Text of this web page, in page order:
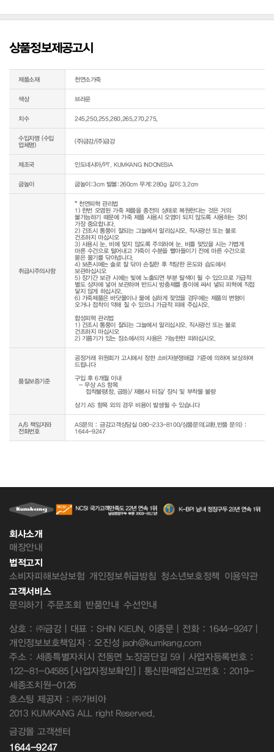
상품정보제공고시
제품소재 천연소가죽
색상 브라운
치수 245,250,255,260,265,270,275,
수입자명 (수입
업체명)
(주)금강/(주)금강
제조국 인도네시아/PT. KUMKANG INDONESIA
굽높이 굽높이:3cm 발볼:260cm 무게:280g 길이:3.2cm
취급시주의사항
* 천연피혁 관리법
1) 한번 오염된 가죽 제품을 종전의 상태로 복원한다는 것은 거의
불가능하기 때문에 가죽 제품 사용시 오염이 되지 않도록 사용하는 것이
가장 중요합니다.
2) 건조시 통풍이 잘되는 그늘에서 말리십시오. 직사광선 또는 불로
건조하지 마십시오
3) 사용시 눈, 비에 맞지 않도록 주의하며 눈, 비를 맞았을 시는 가볍게
마른 수건으로 털어내고 가죽이 수분을 빨아들이기 전에 마른 수건으로
묻은 물기를 닦아냅니다.
4) 보존시에는 솔로 잘 닦아 손질한 후 적당한 온도와 습도에서
보관하십시오
5) 장기간 보관 시에는 빛에 노출되면 부분 탈색이 될 수 있으므로 가급적
별도 상자에 넣어 보관하며 반드시 방충제를 종이에 싸서 넣되 피혁에 직접
닿지 않게 하십시오.
6) 가죽제품은 바닷물이나 물에 심하게 젖었을 경우에는 제품의 변형이
오거나 접착이 약해 질 수 있으니 가급적 피해 주십시오.
합성피혁 관리법
1) 건조시 통풍이 잘되는 그늘에서 말리십시오. 직사광선 또는 불로
건조하지 마십시오
2) 기름기가 있는 장소에서의 사용은 가능한한 피하십시오.
품질보증기준
공정거래 위원회가 고시에서 정한 소비자분쟁해결 기준에 의하여 보상하여
드립니다
구입 후 6개월 이내
  - 무상 AS 항목
상기 AS 항목 외의 경우 비용이 발생될 수 있습니다
A/S 책임자와
전화번호
AS문의 : 금강고객상담실 080-233-8100/상품문의(교환,반품 문의) :
1644-9247
회사소개
매장안내
법적고지
소비자피해보상보험 개인정보취급방침 청소년보호정책 이용약관
고객서비스
문의하기 주문조회 반품안내 수선안내
상호 : ㈜금강 | 대표 : SHIN KIEUN, 이종문 | 전화 : 1644-9247 |
개인정보보호책임자 : 오진성 jsoh@kumkang.com
주소 : 세종특별자치시 전동면 노장공단길 59 | 사업자등록번호 :
122-81-04585 [사업자정보확인] | 통신판매업신고번호 : 2019-
세종조치원-0126
호스팅 제공자 : ㈜가비아
2013 KUMKANG ALL right Reserved.
금강몰 고객센터
1644-9247